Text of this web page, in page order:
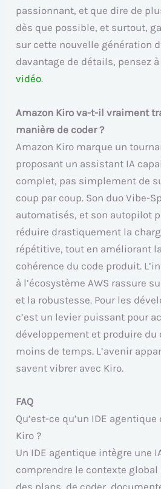
passionnant, et que dire de
dès que possible, et surtout,
sur cette nouvelle génération
davantage de détails, pensez
vidéo.
Amazon Kiro va-t-il vraiment
manière de coder ?
Amazon Kiro marque un
proposant un assistant IA
complet, pas simplement de
coup par coup. Son duo Vibe-
automatisés, et son autopilot
réduire drastiquement la
répétitive, tout en améliorant
cohérence du code produit.
à l’écosystème AWS rassure
et la robustesse. Pour les
c’est un levier puissant pour
développement et produire du
moins de temps. L’avenir
savent vibrer avec Kiro.
FAQ
Qu’est-ce qu’un IDE
Kiro ?
Un IDE agentique intègre une
comprendre le contexte global
des plans, de coder,